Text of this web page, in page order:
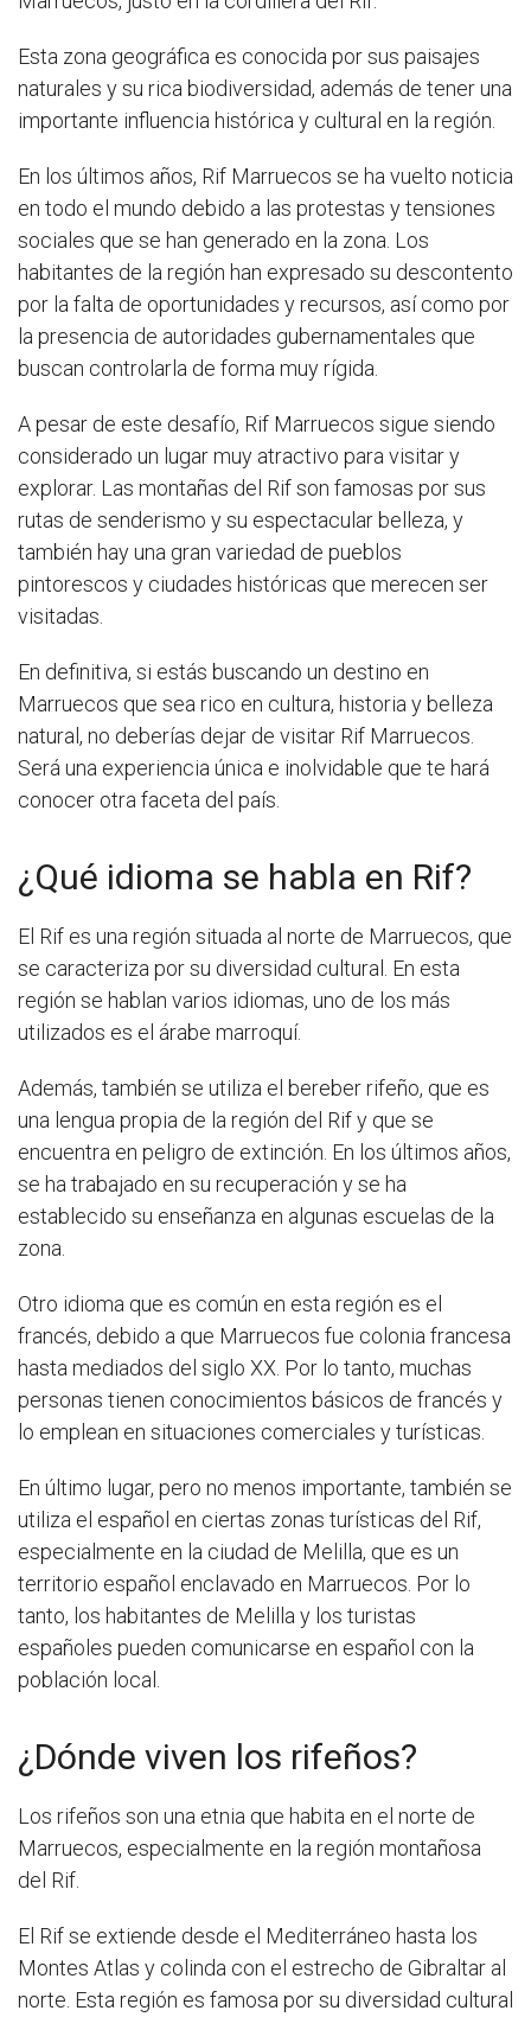
Esta zona geográfica es conocida por sus paisajes
naturales y su rica biodiversidad, además de tener una
importante influencia histórica y cultural en la región.
En los últimos años, Rif Marruecos se ha vuelto noticia
en todo el mundo debido a las protestas y tensiones
sociales que se han generado en la zona. Los
habitantes de la región han expresado su descontento
por la falta de oportunidades y recursos, así como por
la presencia de autoridades gubernamentales que
buscan controlarla de forma muy rígida.
A pesar de este desafío, Rif Marruecos sigue siendo
considerado un lugar muy atractivo para visitar y
explorar. Las montañas del Rif son famosas por sus
rutas de senderismo y su espectacular belleza, y
también hay una gran variedad de pueblos
pintorescos y ciudades históricas que merecen ser
visitadas.
En definitiva, si estás buscando un destino en
Marruecos que sea rico en cultura, historia y belleza
natural, no deberías dejar de visitar Rif Marruecos.
Será una experiencia única e inolvidable que te hará
conocer otra faceta del país.
¿Qué idioma se habla en Rif?
El Rif es una región situada al norte de Marruecos, que
se caracteriza por su diversidad cultural. En esta
región se hablan varios idiomas, uno de los más
utilizados es el árabe marroquí.
Además, también se utiliza el bereber rifeño, que es
una lengua propia de la región del Rif y que se
encuentra en peligro de extinción. En los últimos años,
se ha trabajado en su recuperación y se ha
establecido su enseñanza en algunas escuelas de la
zona.
Otro idioma que es común en esta región es el
francés, debido a que Marruecos fue colonia francesa
hasta mediados del siglo XX. Por lo tanto, muchas
personas tienen conocimientos básicos de francés y
lo emplean en situaciones comerciales y turísticas.
En último lugar, pero no menos importante, también se
utiliza el español en ciertas zonas turísticas del Rif,
especialmente en la ciudad de Melilla, que es un
territorio español enclavado en Marruecos. Por lo
tanto, los habitantes de Melilla y los turistas
españoles pueden comunicarse en español con la
población local.
¿Dónde viven los rifeños?
Los rifeños son una etnia que habita en el norte de
Marruecos, especialmente en la región montañosa
del Rif.
El Rif se extiende desde el Mediterráneo hasta los
Montes Atlas y colinda con el estrecho de Gibraltar al
norte. Esta región es famosa por su diversidad cultural